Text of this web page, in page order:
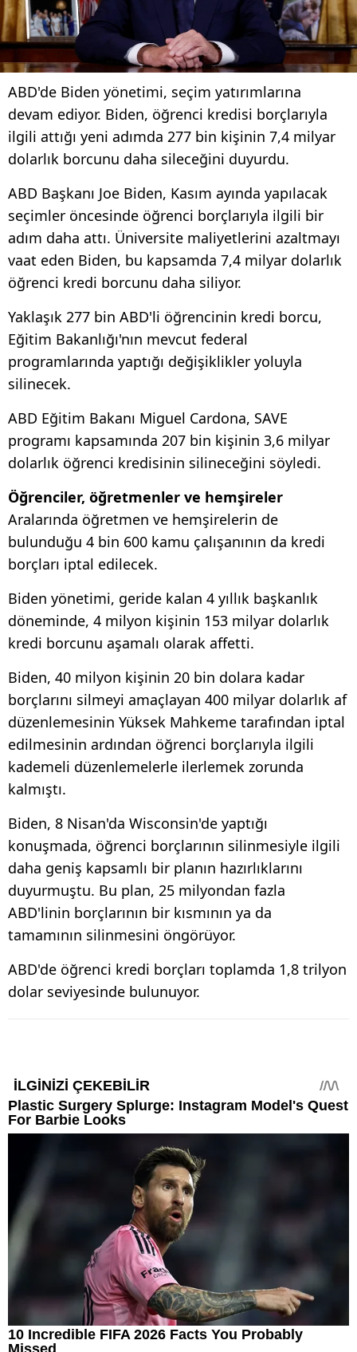
ABD'de Biden yönetimi, seçim yatırımlarına
devam ediyor. Biden, öğrenci kredisi borçlarıyla
ilgili attığı yeni adımda 277 bin kişinin 7,4 milyar
dolarlık borcunu daha sileceğini duyurdu.
ABD Başkanı Joe Biden, Kasım ayında yapılacak
seçimler öncesinde öğrenci borçlarıyla ilgili bir
adım daha attı. Üniversite maliyetlerini azaltmayı
vaat eden Biden, bu kapsamda 7,4 milyar dolarlık
öğrenci kredi borcunu daha siliyor.
Yaklaşık 277 bin ABD'li öğrencinin kredi borcu,
Eğitim Bakanlığı'nın mevcut federal
programlarında yaptığı değişiklikler yoluyla
silinecek.
ABD Eğitim Bakanı Miguel Cardona, SAVE
programı kapsamında 207 bin kişinin 3,6 milyar
dolarlık öğrenci kredisinin silineceğini söyledi.
Öğrenciler, öğretmenler ve hemşireler
Aralarında öğretmen ve hemşirelerin de
bulunduğu 4 bin 600 kamu çalışanının da kredi
borçları iptal edilecek.
Biden yönetimi, geride kalan 4 yıllık başkanlık
döneminde, 4 milyon kişinin 153 milyar dolarlık
kredi borcunu aşamalı olarak affetti.
Biden, 40 milyon kişinin 20 bin dolara kadar
borçlarını silmeyi amaçlayan 400 milyar dolarlık af
düzenlemesinin Yüksek Mahkeme tarafından iptal
edilmesinin ardından öğrenci borçlarıyla ilgili
kademeli düzenlemelerle ilerlemek zorunda
kalmıştı.
Biden, 8 Nisan'da Wisconsin'de yaptığı
konuşmada, öğrenci borçlarının silinmesiyle ilgili
daha geniş kapsamlı bir planın hazırlıklarını
duyurmuştu. Bu plan, 25 milyondan fazla
ABD'linin borçlarının bir kısmının ya da
tamamının silinmesini öngörüyor.
ABD'de öğrenci kredi borçları toplamda 1,8 trilyon
dolar seviyesinde bulunuyor.